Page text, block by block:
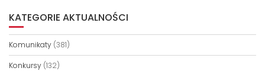
KATEGORIE AKTUALNOŚCI
Komunikaty (381)
Konkursy (132)